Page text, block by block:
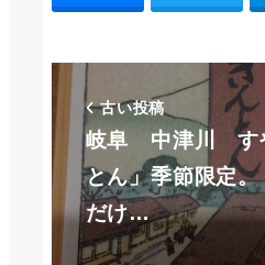
古い投稿
岐阜 中津川 す
とん」季節限定
だけ…